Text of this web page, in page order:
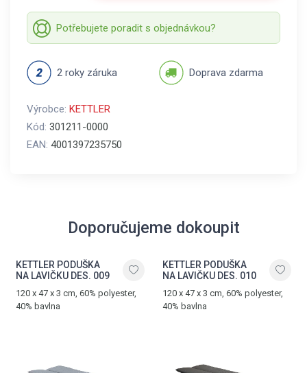
Potřebujete poradit s objednávkou?
2 roky záruka Doprava zdarma
Výrobce: KETTLER
Kód: 301211-0000
EAN: 4001397235750
Doporučujeme dokoupit
KETTLER PODUŠKA
NA LAVIČKU DES. 009
120 x 47 x 3 cm, 60% polyester,
40% bavlna
KETTLER PODUŠKA
NA LAVIČKU DES. 010
120 x 47 x 3 cm, 60% polyester,
40% bavlna